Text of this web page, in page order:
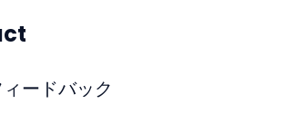
ードバック